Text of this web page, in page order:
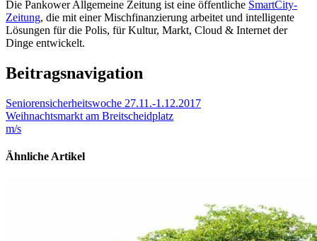
Die Pankower Allgemeine Zeitung ist eine öffentliche SmartCity-
Zeitung, die mit einer Mischfinanzierung arbeitet und intelligente
Lösungen für die Polis, für Kultur, Markt, Cloud & Internet der
Dinge entwickelt.
Beitragsnavigation
Seniorensicherheitswoche 27.11.-1.12.2017
Weihnachtsmarkt am Breitscheidplatz
m/s
Ähnliche Artikel